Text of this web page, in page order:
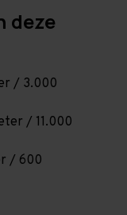
deze
/ 3.000
/ 11.000
/ 600